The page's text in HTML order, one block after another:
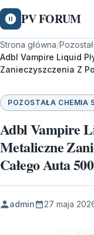
PV FORUM
Strona główna/
Adbl Vampire Liquid
Zanieczyszczenia Z
POZOSTAŁA CHEMIA
Adbl Vampire
Metaliczne
Całego Auta
admin 27 maja